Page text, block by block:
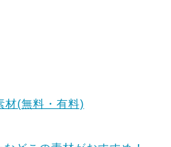
材(無料・有料)